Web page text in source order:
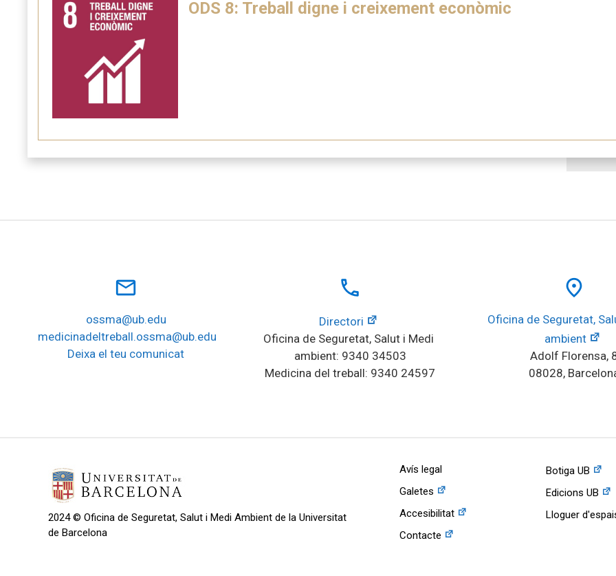
ODS 8: Treball digne i creixement econòmic
mail_outline
ossma@ub.edu
medicinadeltreball.ossma@ub.edu
Deixa el teu comunicat
local_phone
Directori
Oficina de Seguretat, Salut i Medi
ambient: 9340 34503
Medicina del treball: 9340 24597
place
Oficina de Seguretat,
ambient
Adolf Florensa,
08028,
2024 © Oficina de Seguretat, Salut i Medi Ambient de la Universitat
de Barcelona
Avís legal
Galetes
Accesibilitat
Contacte
Botiga UB
Edicions UB
Lloguer